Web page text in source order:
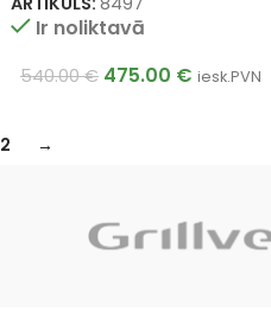
Ir noliktavā
540.00€ 475.00 € iesk.PVN
2 →